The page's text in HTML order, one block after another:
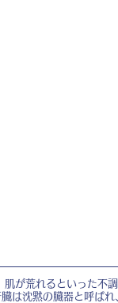
が荒れるといった不
は沈黙の臓器と呼ば